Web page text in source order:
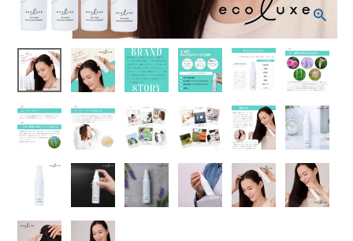
新商品
カテゴリーから探す
美容・コスメ・香水
衛生用品
日用品雑貨
フェムケア